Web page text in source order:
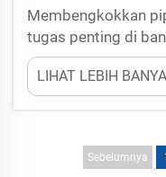
Membengkokkan
tugas penting di
bukan sekadar
melainkan juga
bentuk dan
dapat mengalami
—kondisi yang
LIHAT LEBIH
Sebelumnya 1